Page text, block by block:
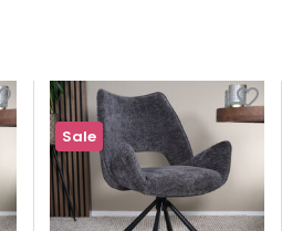
Sale